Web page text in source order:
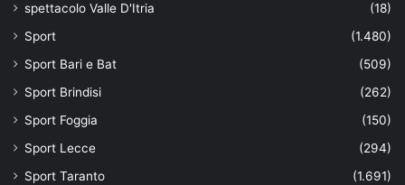
spettacolo Valle D'Itria
(18)
Sport
(1.480)
Sport Bari e Bat
(509)
Sport Brindisi
(262)
Sport Foggia
(150)
Sport Lecce
(294)
Sport Taranto
(1.691)